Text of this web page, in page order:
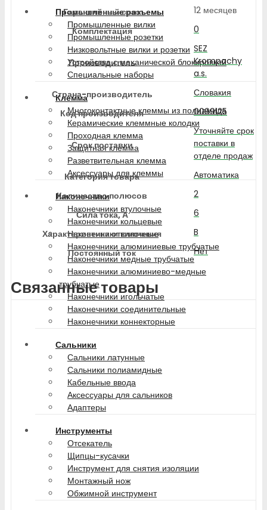
Промышленные разъемы
Промышленные вилки
Промышленные розетки
Низковольтные вилки и розетки
Устройства с механической блокировкой
Специальные наборы
Клемма
Многоконтактные клеммы из полиамида
Керамические клеммные колодки
Проходная клемма
Защитная клемма
Разветвительная клемма
Аксессуары для клеммы
Наконечники
Наконечники втулочные
Наконечники кольцевые
Наконечники вилочные
Наконечники алюминиевые трубчатые
Наконечники медные трубчатые
Наконечники алюминиево-медные
трубчатые
Наконечники игольчатые
Наконечники соединительные
Наконечники коннекторные
Сальники
Сальники латунные
Сальники полиамидные
Кабельные ввода
Аксессуары для сальников
Адаптеры
Инструменты
Отсекатель
Щипцы-кусачки
Инструмент для снятия изоляции
Монтажный нож
Обжимной инструмент
Гарантийный срок
12 месяцев
Комплектация
0
Производитель
SEZ
Krompachy
a.s.
Страна-производитель
Словакия
Код производителя
0099125
Срок поставки
Уточняйте срок
поставки в
отделе продаж
Категория товара
Автоматика
Количество полюсов
2
Сила тока, А
6
Характеристика отключения
B
Постоянный ток
Нет
Связанные товары